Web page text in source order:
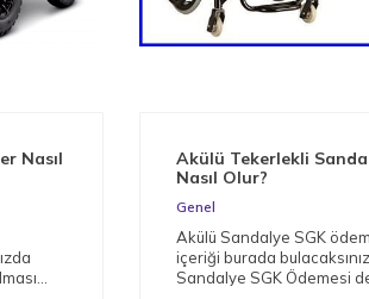
Nasıl
Akülü Tekerlekli
Nasıl Olur?
Genel
Akülü Sandalye SGK
içeriği burada
Sandalye SGK Ödemesi